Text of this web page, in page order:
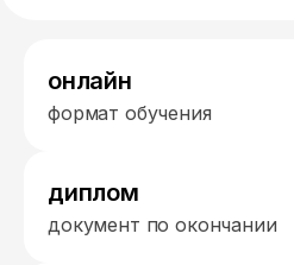
онлайн
формат обучения
диплом
документ по окончании